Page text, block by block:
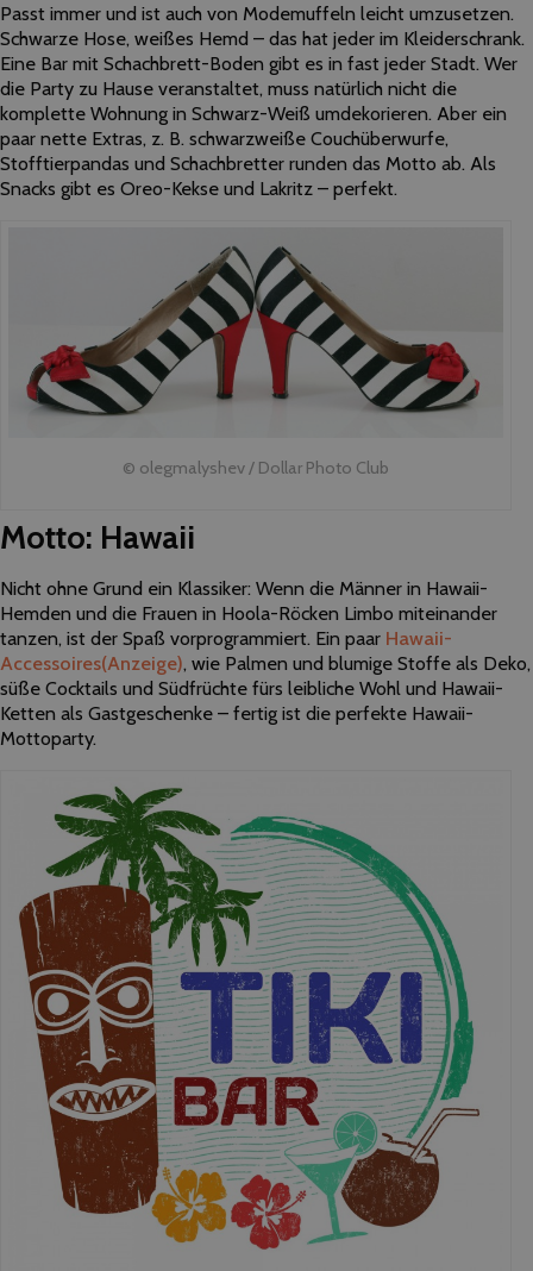
Passt immer und ist auch von Modemuffeln leicht umzusetzen.
Schwarze Hose, weißes Hemd – das hat jeder im Kleiderschrank.
Eine Bar mit Schachbrett-Boden gibt es in fast jeder Stadt. Wer
die Party zu Hause veranstaltet, muss natürlich nicht die
komplette Wohnung in Schwarz-Weiß umdekorieren. Aber ein
paar nette Extras, z. B. schwarzweiße Couchüberwurfe,
Stofftierpandas und Schachbretter runden das Motto ab. Als
Snacks gibt es Oreo-Kekse und Lakritz – perfekt.
© olegmalyshev / Dollar Photo Club
Motto: Hawaii
Nicht ohne Grund ein Klassiker: Wenn die Männer in Hawaii-
Hemden und die Frauen in Hoola-Röcken Limbo miteinander
tanzen, ist der Spaß vorprogrammiert. Ein paar Hawaii-
Accessoires(Anzeige), wie Palmen und blumige Stoffe als Deko,
süße Cocktails und Südfrüchte fürs leibliche Wohl und Hawaii-
Ketten als Gastgeschenke – fertig ist die perfekte Hawaii-
Mottoparty.